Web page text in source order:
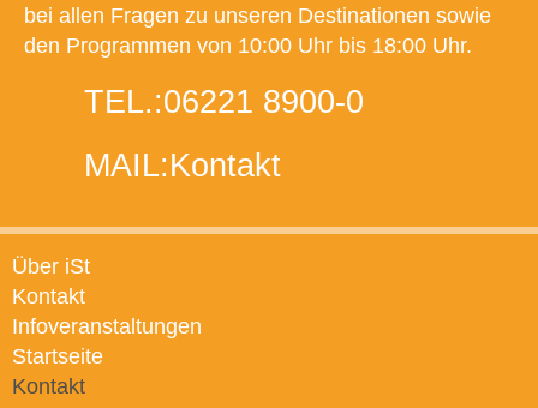
bei allen Fragen zu unseren Destinationen sowie
den Programmen von 10:00 Uhr bis 18:00 Uhr.
TEL.:06221 8900-0
MAIL:Kontakt
Über iSt
Kontakt
Infoveranstaltungen
Startseite
Kontakt